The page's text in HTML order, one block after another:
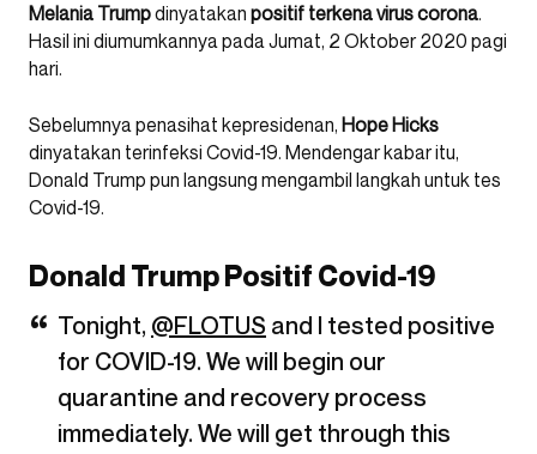
Melania Trumpdinyatakan positif terkena virus corona.
Hasil ini diumumkannya pada Jumat, 2 Oktober 2020 pagi
hari.
Sebelumnya penasihat kepresidenan, Hope Hicks
dinyatakan terinfeksi Covid-19. Mendengar kabar itu,
Donald Trump pun langsung mengambil langkah untuk tes
Covid-19.
Donald Trump Positif Covid-19
Tonight, @FLOTUS and I tested positive
for COVID-19. We will begin our
quarantine and recovery process
immediately. We will get through this